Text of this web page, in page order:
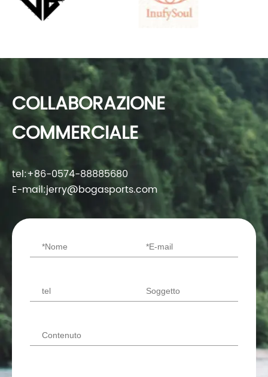
COLLABORAZIONE
COMMERCIALE
tel:+86-0574-88885680
E-mail:jerry@bogasports.com